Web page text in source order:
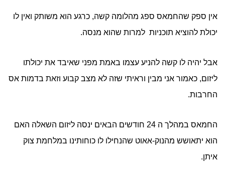
אין ספק שהחמאס ספג מהלומה קשה, כרגע הוא משותק ואין לו
יכולת להוציא תוכניות למרות שהוא מנסה.
אבל יהיה לו קשה להניע עצמו באמת מפני שאיבד את יכולתו
ליזום, כאמור אני מבין וראיתי שזה לא מצב קבוע וזאת בדמות אס
החרבות.
החמאס במהלך ה 24 חודשים הבאים ינסה ליזום השאלה האם
הוא יתאושש מהנוק-אאוט שהנחילו לו כוחותינו במלחמת צוק
איתן.